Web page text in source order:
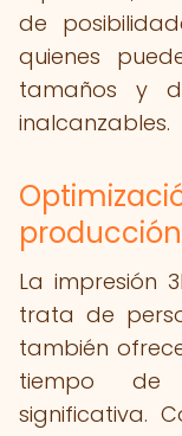
de
quienes
tamaños y
inalcanzables.
producción
La impresión
trata de
también
tiempo de
significativa.